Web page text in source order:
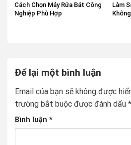
Cách Chọn Máy Rửa Bát Công
Nghiệp Phù Hợp
Làm
Để lại một bình luận
Email của bạn sẽ không được
trường bắt buộc được đánh dấu *
Bình luận *